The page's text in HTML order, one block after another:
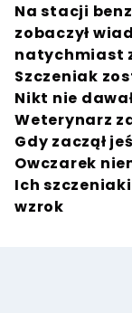
Na stacji
zobaczył
natychmiast
Szczeniak
Nikt nie
Weterynarz
Gdy zaczął
Owczarek
Ich
wzrok